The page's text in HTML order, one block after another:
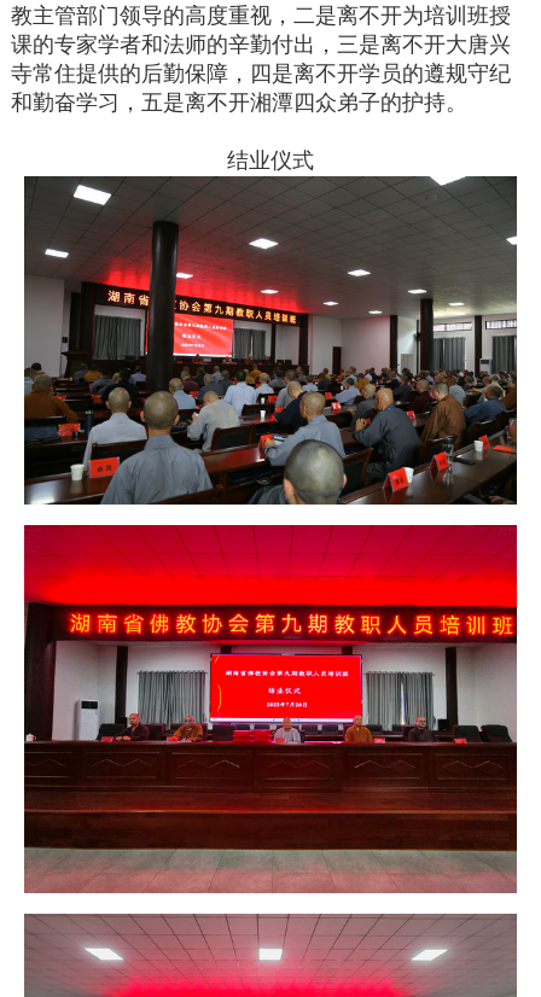
教主管部门领导的高度重视，二是离不开为培训班授
课的专家学者和法师的辛勤付出，三是离不开大唐兴
寺常住提供的后勤保障，四是离不开学员的遵规守纪
和勤奋学习，五是离不开湘潭四众弟子的护持。
结业仪式